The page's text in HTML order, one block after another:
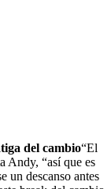
del cambio“El
Andy, “así que es
un descanso antes